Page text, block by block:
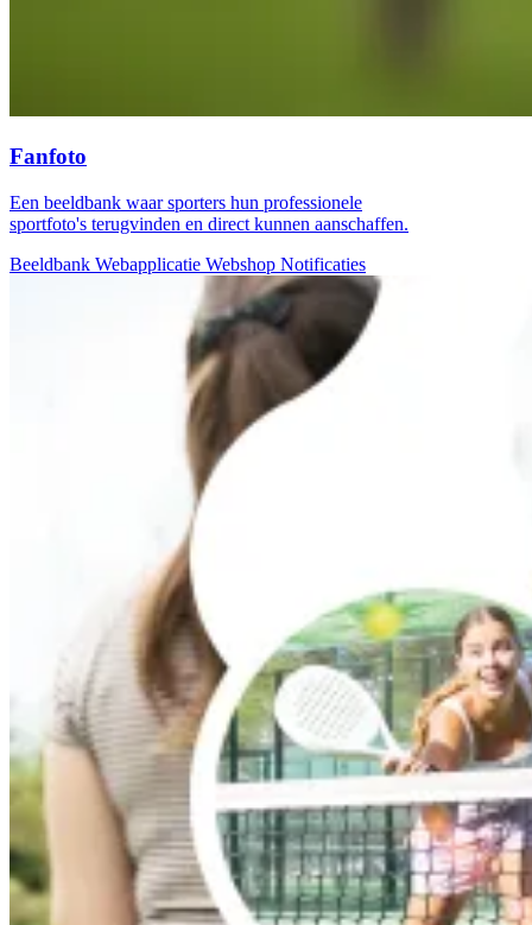
Fanfoto
Een beeldbank waar sporters hun professionele
sportfoto's terugvinden en direct kunnen aanschaffen.
Beeldbank Webapplicatie Webshop Notificaties